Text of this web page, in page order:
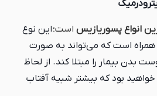
انواع پسوریازیس است؛این نوع
همراه است که می‌تواند به صورت
بدن بیمار را مبتلا کند. از لحاظ
بود که بیشتر شبیه آفتاب